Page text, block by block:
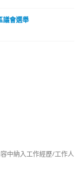
議會選舉
中納入工作經歷/工作人